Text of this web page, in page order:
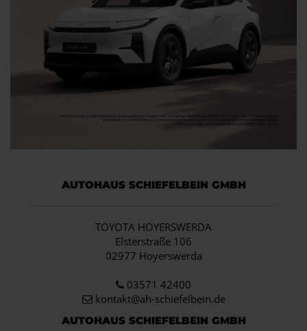
AUTOHAUS SCHIEFELBEIN GMBH
TOYOTA HOYERSWERDA
Elsterstraße 106
02977 Hoyerswerda
03571 42400
kontakt@ah-schiefelbein.de
AUTOHAUS SCHIEFELBEIN GMBH